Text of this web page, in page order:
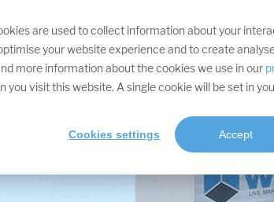
are used to collect information about your
your website experience and to create
more information about the cookies we use in our
you visit this website. A single cookie will be set in
Cookies settings Accept
IHRE ZIELE DIVISIONEN LEISTUNGEN